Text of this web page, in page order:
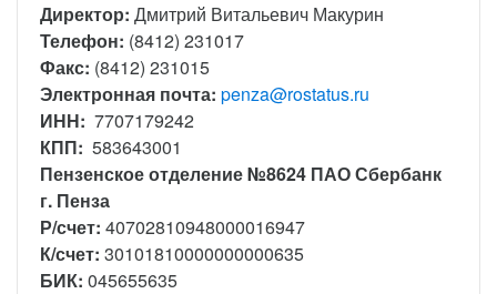
Директор: Дмитрий Витальевич Макурин
Телефон: (8412) 231017
Факс: (8412) 231015
Электронная почта: penza@rostatus.ru
ИНН: 7707179242
КПП: 583643001
Пензенское отделение №8624 ПАО Сбербанк
г. Пенза
Р/счет: 40702810948000016947
К/счет: 30101810000000000635
БИК: 045655635